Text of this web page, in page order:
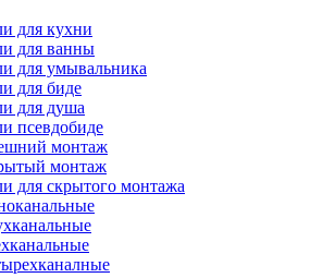
для кухни
для ванны
для умывальника
для биде
для душа
псевдобиде
монтаж
монтаж
для скрытого монтажа